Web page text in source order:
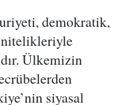
demokratik,
Ülkemizin
siyasal